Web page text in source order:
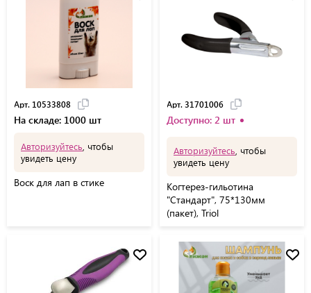
Арт. 10533808
На складе: 1000 шт
Авторизуйтесь , чтобы
увидеть цену
Воск для лап в стике
Арт. 31701006
Доступно: 2 шт
Авторизуйтесь , чтобы
увидеть цену
Когтерез-гильотина
"Стандарт", 75*130мм
(пакет), Triol